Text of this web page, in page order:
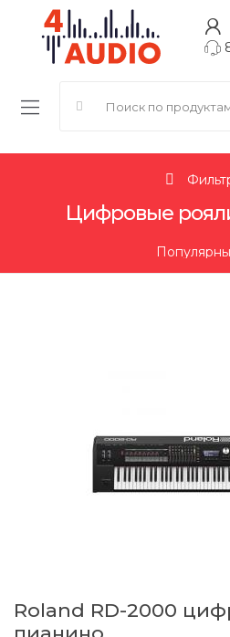
Цифровые
Roland RD-2000